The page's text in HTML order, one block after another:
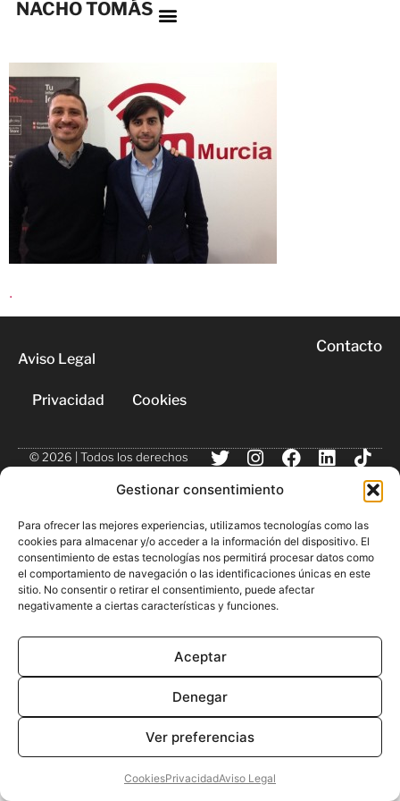
Gestionar consentimiento
Para ofrecer las mejores experiencias, utilizamos tecnologías como las
cookies para almacenar y/o acceder a la información del dispositivo. El
consentimiento de estas tecnologías nos permitirá procesar datos como
el comportamiento de navegación o las identificaciones únicas en este
sitio. No consentir o retirar el consentimiento, puede afectar
negativamente a ciertas características y funciones.
Aceptar
Denegar
Ver preferencias
CookiesPrivacidadAviso Legal
NACHO TOMÁS
.
Aviso Legal
Privacidad Cookies
Contacto
© 2026 | Todos los derechos